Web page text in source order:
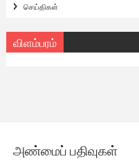
செய்திகள்
விளம்பரம்
அண்மைப் பதிவுகள்